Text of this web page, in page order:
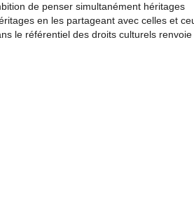
de penser simultanément héritages
en les partageant avec celles et
le référentiel des droits culturels renvoie